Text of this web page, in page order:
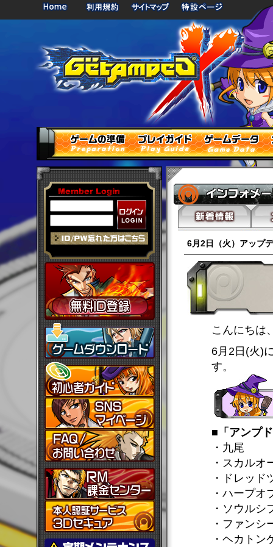
6月2日（火）アップ
こんにちは
6月2日(火)
す。
■「アンプ
・九尾
・スカルオ
・ドレッド
・ハープオ
・ソウルシ
・ファンシ
・ヘカトン